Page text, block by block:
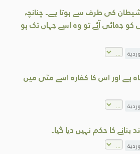
شیطان کی طرف سے ہوتا ہے۔ چنانچہ
جمائی آئے تو وہ اسے جہاں تک ہو
ہے اور اس کا کفارہ اسے مٹی میں
کا حکم نہیں دیا گیا۔